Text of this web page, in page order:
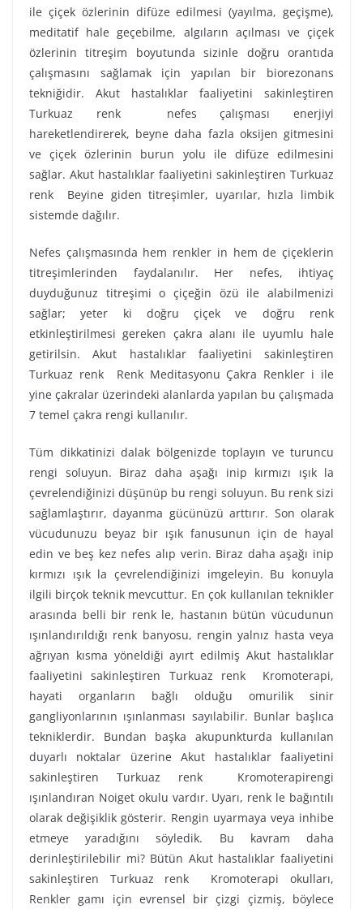
ile çiçek özlerinin difüze edilmesi (yayılma, geçişme),
meditatif hale geçebilme, algıların açılması ve çiçek
özlerinin titreşim boyutunda sizinle doğru orantıda
çalışmasını sağlamak için yapılan bir biorezonans
tekniğidir. Akut hastalıklar faaliyetini sakinleştiren
Turkuaz renk nefes çalışması enerjiyi
hareketlendirerek, beyne daha fazla oksijen gitmesini
ve çiçek özlerinin burun yolu ile difüze edilmesini
sağlar. Akut hastalıklar faaliyetini sakinleştiren Turkuaz
renk Beyine giden titreşimler, uyarılar, hızla limbik
sistemde dağılır.
Nefes çalışmasında hem renkler in hem de çiçeklerin
titreşimlerinden faydalanılır. Her nefes, ihtiyaç
duyduğunuz titreşimi o çiçeğin özü ile alabilmenizi
sağlar; yeter ki doğru çiçek ve doğru renk
etkinleştirilmesi gereken çakra alanı ile uyumlu hale
getirilsin. Akut hastalıklar faaliyetini sakinleştiren
Turkuaz renk Renk Meditasyonu Çakra Renkler i ile
yine çakralar üzerindeki alanlarda yapılan bu çalışmada
7 temel çakra rengi kullanılır.
Tüm dikkatinizi dalak bölgenizde toplayın ve turuncu
rengi soluyun. Biraz daha aşağı inip kırmızı ışık la
çevrelendiğinizi düşünüp bu rengi soluyun. Bu renk sizi
sağlamlaştırır, dayanma gücünüzü arttırır. Son olarak
vücudunuzu beyaz bir ışık fanusunun için de hayal
edin ve beş kez nefes alıp verin. Biraz daha aşağı inip
kırmızı ışık la çevrelendiğinizi imgeleyin. Bu konuyla
ilgili birçok teknik mevcuttur. En çok kullanılan teknikler
arasında belli bir renk le, hastanın bütün vücudunun
ışınlandırıldığı renk banyosu, rengin yalnız hasta veya
ağrıyan kısma yöneldiği ayırt edilmiş Akut hastalıklar
faaliyetini sakinleştiren Turkuaz renk Kromoterapi,
hayati organların bağlı olduğu omurilik sinir
gangliyonlarının ışınlanması sayılabilir. Bunlar başlıca
tekniklerdir. Bundan başka akupunkturda kullanılan
duyarlı noktalar üzerine Akut hastalıklar faaliyetini
sakinleştiren Turkuaz renk Kromoterapirengi
ışınlandıran Noiget okulu vardır. Uyarı, renk le bağıntılı
olarak değişiklik gösterir. Rengin uyarmaya veya inhibe
etmeye yaradığını söyledik. Bu kavram daha
derinleştirilebilir mi? Bütün Akut hastalıklar faaliyetini
sakinleştiren Turkuaz renk Kromoterapi okulları,
Renkler gamı için evrensel bir çizgi çizmiş, böylece